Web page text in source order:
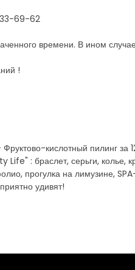
69-62
времени. В ином
!
кислотный пилинг за
: браслет, серьги,
прогулка на лимузине,
удивят!